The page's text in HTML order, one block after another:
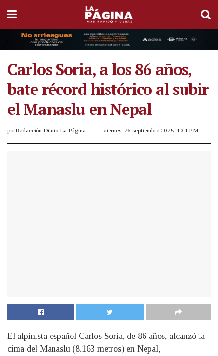
Carlos Soria, a los 86 años,
bate récord histórico al subir
el Manaslu en Nepal
porRedacción Diario La Página viernes, 26 septiembre 2025 4:34 PM
El alpinista español Carlos Soria, de 86 años, alcanzó la
cima del Manaslu (8.163 metros) en Nepal,